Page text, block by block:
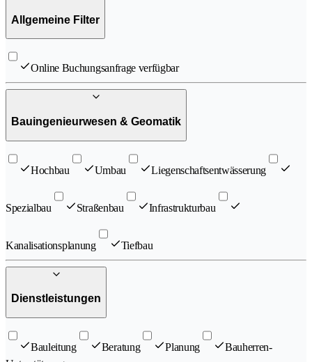
Allgemeine Filter
Online Buchungsanfrage verfügbar
Bauingenieurwesen & Geomatik
Hochbau Umbau Liegenschaftsentwässerung
Spezialbau Straßenbau Infrastrukturbau
Kanalisationsplanung Tiefbau
Dienstleistungen
Bauleitung Beratung Planung
Bauherren-